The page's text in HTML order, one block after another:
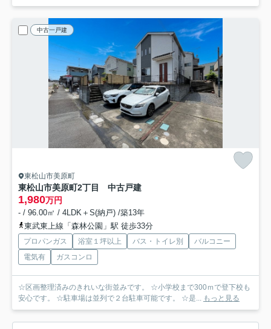
中古一戸建
東松山市美原町
東松山市美原町2丁目 中古戸建
1,980万円
- / 96.00㎡ / 4LDK＋S(納戸) /築13年
東武東上線「森林公園」駅 徒歩33分
プロパンガス 浴室１坪以上 バス・トイレ別
バルコニー
電気有
ガスコンロ
☆区画整理済みのきれいな街並みです。 ☆小学校まで300ｍで登下校も
安心です。 ☆駐車場は並列で２台駐車可能です。 ☆是... もっと見る